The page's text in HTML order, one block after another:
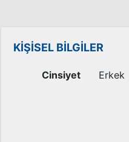
KİŞİSEL BİLGİLER
Cinsiyet Erkek